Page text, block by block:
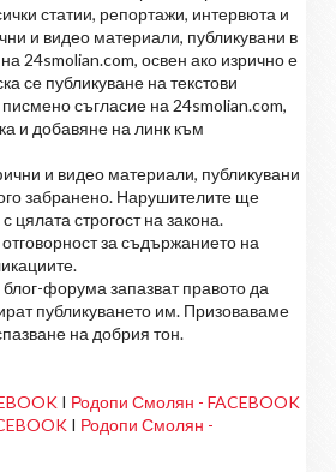
статии, репортажи, интервюта и
и видео материали, публикувани в
24smolian.com, освен ако изрично е
се публикуване на текстови
съгласие на 24smolian.com,
и добавяне на линк към
и видео материали, публикувани
забранено. Нарушителите ще
цялата строгост на закона.
за съдържанието на
форума запазват правото да
публикуването им. Призоваваме
на добрия тон.
I Родопи Смолян - FACEBOOK
I Родопи Смолян -